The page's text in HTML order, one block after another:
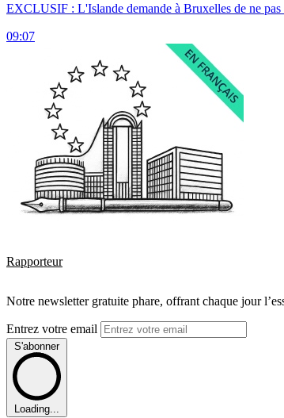
EXCLUSIF : L'Islande demande à Bruxelles de ne
09:07
Rapporteur
Notre newsletter gratuite phare, offrant chaque jour
Entrez votre email
S'abonner
Loading...